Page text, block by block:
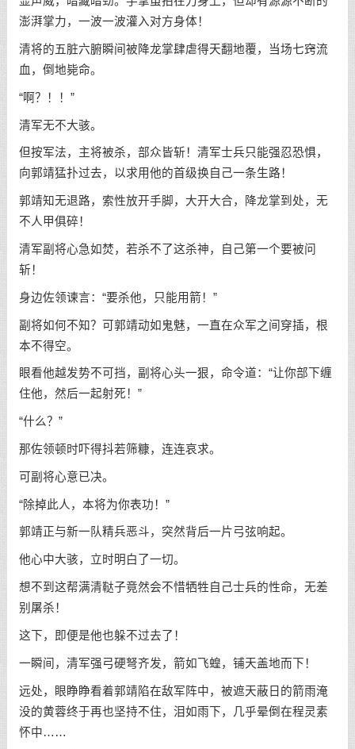
澎湃掌力，一波一波灌入对方身体！
清将的五脏六腑瞬间被降龙掌肆虐得天翻地覆，当场七窍流
血，倒地毙命。
“啊？！！”
清军无不大骇。
但按军法，主将被杀，部众皆斩！清军士兵只能强忍恐惧，
向郭靖猛扑过去，以求用他的首级换自己一条生路！
郭靖知无退路，索性放开手脚，大开大合，降龙掌到处，无
不人甲俱碎！
清军副将心急如焚，若杀不了这杀神，自己第一个要被问
斩！
身边佐领谏言：“要杀他，只能用箭！”
副将如何不知？可郭靖动如鬼魅，一直在众军之间穿插，根
本不得空。
眼看他越发势不可挡，副将心头一狠，命令道：“让你部下缠
住他，然后一起射死！”
“什么？”
那佐领顿时吓得抖若筛糠，连连哀求。
可副将心意已决。
“除掉此人，本将为你表功！”
郭靖正与新一队精兵恶斗，突然背后一片弓弦响起。
他心中大骇，立时明白了一切。
想不到这帮满清鞑子竟然会不惜牺牲自己士兵的性命，无差
别屠杀！
这下，即便是他也躲不过去了！
一瞬间，清军强弓硬弩齐发，箭如飞蝗，铺天盖地而下！
远处，眼睁睁看着郭靖陷在敌军阵中，被遮天蔽日的箭雨淹
没的黄蓉终于再也坚持不住，泪如雨下，几乎晕倒在程灵素
怀中……